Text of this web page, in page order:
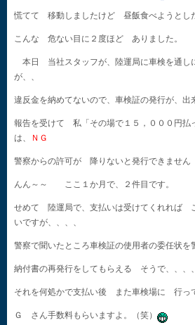
慌てて 移動しましたけど 昼飯食べようとし
こんな 危ない目に２度ほど ありました。
本日 当社スタッフが、陸運局に車検を通し
が、、
違反金を納めてないので、車検証の発行が、出
報告を受けて 私「その場で１５，０００円払
は、
ＮＧ
警察からの許可が 降りないと発行できません
んん～～ ここ１か月で、２件目です。
せめて 陸運局で、支払いは受けてくれれば
いですが、、、、
警察で聞いたところ車検証の使用者の委任状を
納付書の再発行をしてもらえる そうで、、、、
それを何処かで支払い後 また車検場に 行っ
Ｇ さん手数料もらいますよ。（笑）